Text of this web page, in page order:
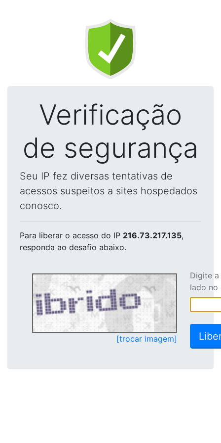
Verificação
de segurança
Seu IP fez diversas tentativas de
acessos suspeitos a sites hospedados
conosco.
Para liberar o acesso do IP 216.73.217.135,
responda ao desafio abaixo.
[trocar imagem]
Digite
lado no